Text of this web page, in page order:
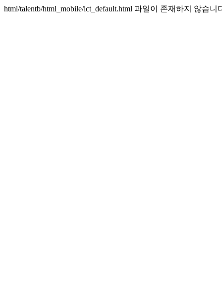
html/talentb/html_mobile/ict_default.html 파일이 존재하지 않습니